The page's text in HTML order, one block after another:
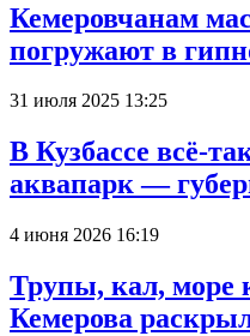
Кемеровчанам
погружают в
31 июля 2025 13:25
В Кузбассе всё-
аквапарк —
4 июня 2026 16:19
Трупы, кал, море
Кемерова